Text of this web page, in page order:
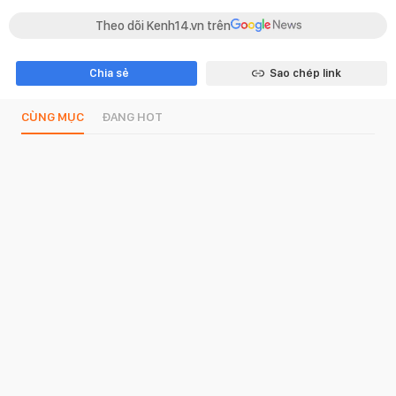
Theo dõi Kenh14.vn trên
Chia sẻ Sao chép link
CÙNG MỤC ĐANG HOT